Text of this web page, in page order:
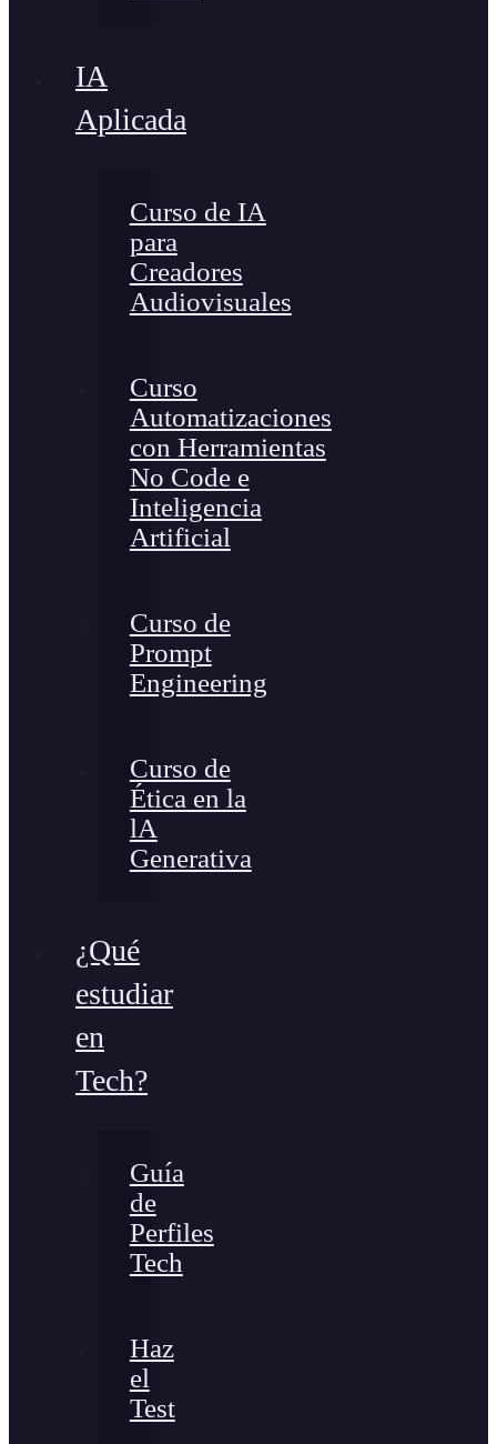
IA
Aplicada
Curso de IA
para
Creadores
Audiovisuales
Curso
Automatizaciones
con Herramientas
No Code e
Inteligencia
Artificial
Curso de
Prompt
Engineering
Curso de
Ética en la
lA
Generativa
¿Qué
estudiar
en
Tech?
Guía
de
Perfiles
Tech
Haz
el
Test